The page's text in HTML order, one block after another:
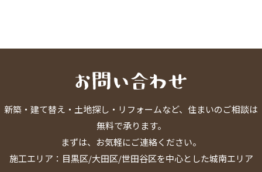
新築・建て替え・土地探し・リフォームなど、住まいのご相談は
無料で承ります。
まずは、お気軽にご連絡ください。
施工エリア：目黒区/大田区/世田谷区を中心とした城南エリア